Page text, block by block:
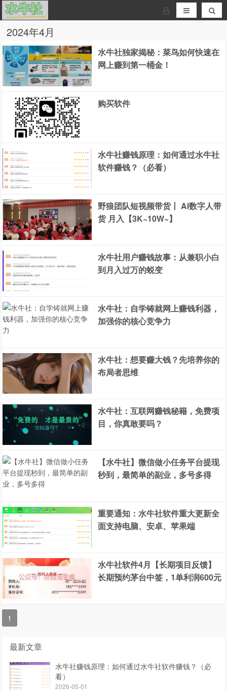
2024年4月
水牛社独家揭秘：菜鸟如何快速在
网上赚到第一桶金！
购买软件
水牛社赚钱原理：如何通过水牛社
软件赚钱？（必看）
野狼团队短视频带货丨 AI数字人带
货 月入【3K~10W~】
水牛社用户赚钱故事：从兼职小白
到月入过万的蜕变
水牛社：自学铸就网上赚钱利器，
加强你的核心竞争力
水牛社：想要赚大钱？先培养你的
布局者思维
水牛社：互联网赚钱秘籍，免费项
目，你真敢要吗？
【水牛社】微信做小任务平台提现
秒到，最简单的副业，多号多得
重要通知：水牛社软件重大更新全
面支持电脑、安卓、苹果端
水牛社软件4月【长期项目反馈】
长期预约茅台中签，1单利润600元
1
最新文章
水牛社赚钱原理：如何通过水牛社软件赚钱？（必
看）
2026-05-01